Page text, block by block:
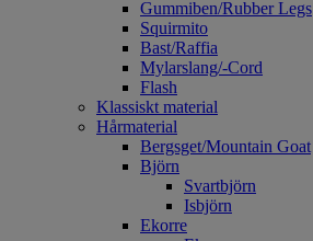
Gummiben/Rubber Legs
Squirmito
Bast/Raffia
Mylarslang/-Cord
Flash
Klassiskt material
Hårmaterial
Bergsget/Mountain Goat
Björn
Svartbjörn
Isbjörn
Ekorre